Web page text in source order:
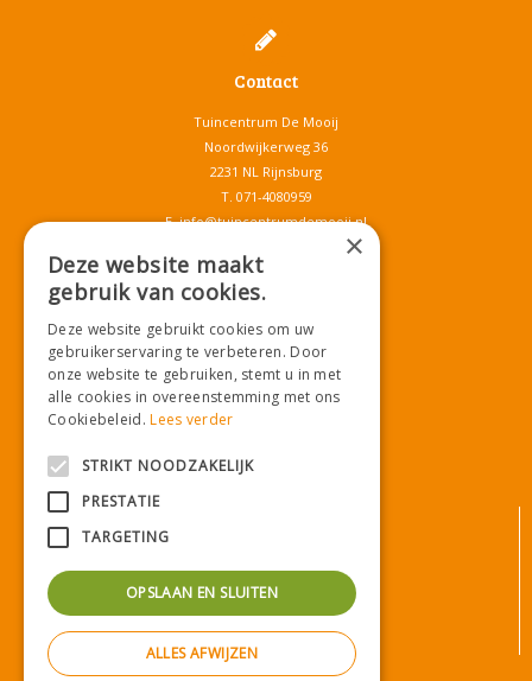
Contact
Tuincentrum De Mooij
Noordwijkerweg 36
2231 NL Rijnsburg
T. 071-4080959
E.info@tuincentrumdemooij.nl
Download onze App!
Privacy statement
Betaalinformatie
Privacy policy
×
Deze website maakt
gebruik van cookies.
Deze website gebruikt cookies om uw
gebruikerservaring te verbeteren. Door
onze website te gebruiken, stemt u in met
alle cookies in overeenstemming met ons
Cookiebeleid.Lees verder
STRIKT NOODZAKELIJK
PRESTATIE
TARGETING
OPSLAAN EN SLUITEN
ALLES AFWIJZEN